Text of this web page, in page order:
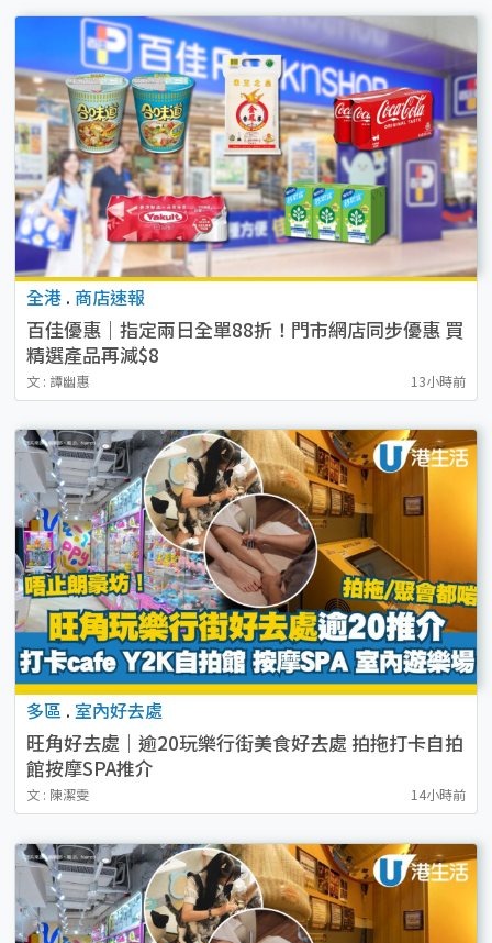
全港 . 商店速報
百佳優惠｜指定兩日全單88折！門市網店同步優惠 買
精選產品再減$8
文 : 譚幽惠 13小時前
多區 . 室內好去處
旺角好去處｜逾20玩樂行街美食好去處 拍拖打卡自拍
館按摩SPA推介
文 : 陳潔雯 14小時前